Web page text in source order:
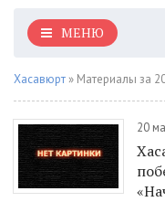
МЕНЮ
Хасавюрт » Материалы за
20